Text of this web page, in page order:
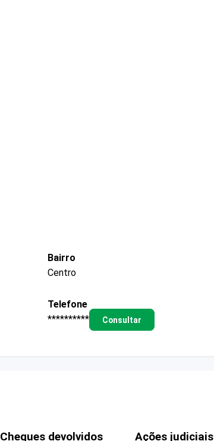
Bairro
Centro
Telefone
**********
Consultar
Cheques devolvidos Ações judiciais